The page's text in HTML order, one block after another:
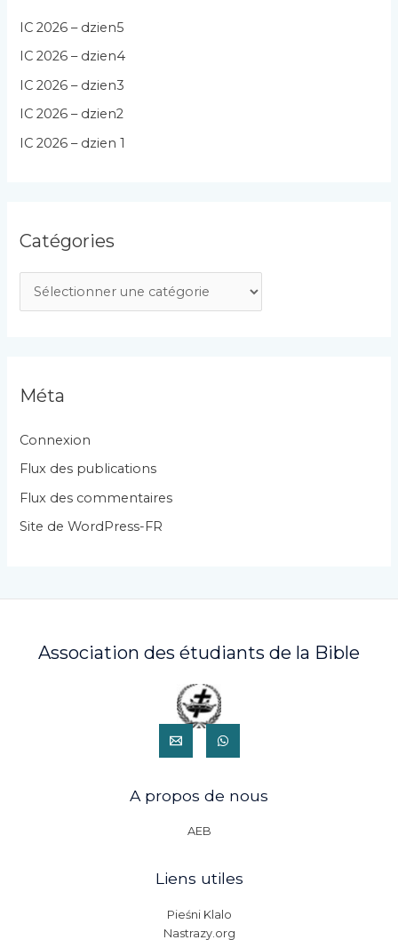
IC 2026 – dzien5
IC 2026 – dzien4
IC 2026 – dzien3
IC 2026 – dzien2
IC 2026 – dzien 1
Catégories
a
g
r
i
e
Méta
Connexion
Flux des publications
Flux des commentaires
Site de WordPress-FR
Association des étudiants de la Bible
A propos de nous
AEB
Liens utiles
Pieśni Klalo
Nastrazy.org